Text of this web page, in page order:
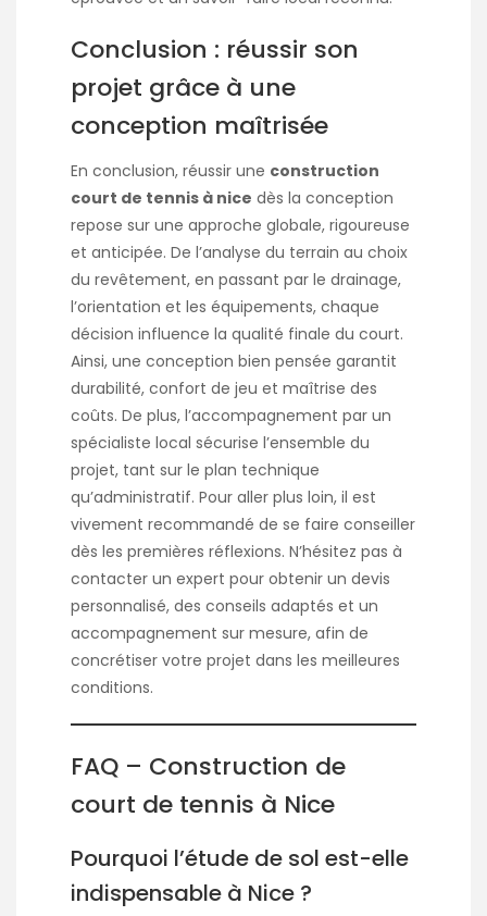
Conclusion : réussir son
projet grâce à une
conception maîtrisée
En conclusion, réussir une construction
court de tennis à nice dès la conception
repose sur une approche globale, rigoureuse
et anticipée. De l’analyse du terrain au choix
du revêtement, en passant par le drainage,
l’orientation et les équipements, chaque
décision influence la qualité finale du court.
Ainsi, une conception bien pensée garantit
durabilité, confort de jeu et maîtrise des
coûts. De plus, l’accompagnement par un
spécialiste local sécurise l’ensemble du
projet, tant sur le plan technique
qu’administratif. Pour aller plus loin, il est
vivement recommandé de se faire conseiller
dès les premières réflexions. N’hésitez pas à
contacter un expert pour obtenir un devis
personnalisé, des conseils adaptés et un
accompagnement sur mesure, afin de
concrétiser votre projet dans les meilleures
conditions.
FAQ – Construction de
court de tennis à Nice
Pourquoi l’étude de sol est-elle
indispensable à Nice ?